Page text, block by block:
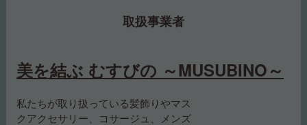
取扱事業者
美を結ぶ むすびの ～MUSUBINO～
私たちが取り扱っている髪飾りやマス
クアクセサリー、コサージュ、メンズ